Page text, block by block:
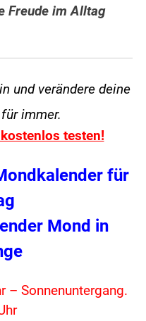
Freude im Alltag
und verändere deine
immer.
testen!
für
Mond in
– Sonnenuntergang.